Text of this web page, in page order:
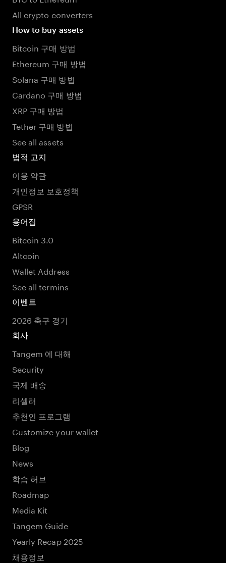
All crypto converters
How to buy assets
Bitcoin 구매 방법
Ethereum 구매 방법
Solana 구매 방법
Cardano 구매 방법
XRP 구매 방법
Tether 구매 방법
See all assets
법적 고지
이용 약관
개인정보 보호정책
GPSR
용어집
Bitcoin 3.0
Altcoin
Wallet Address
See all termins
이벤트
2026 축구 경기
회사
Tangem 에 대해
Security
국제 배송
리셀러
추천인 프로그램
Customize your wallet
Blog
News
학습 허브
Roadmap
Media Kit
Tangem Guide
Yearly Recap 2025
채용정보